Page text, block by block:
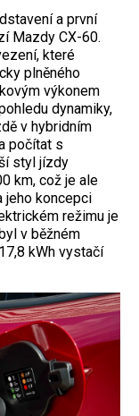
a první
Mazdy CX-60.
které
plněného
výkonem
dynamiky,
v hybridním
počítat s
styl jízdy
km, což je ale
jeho koncepci
režimu je
v běžném
kWh vystačí